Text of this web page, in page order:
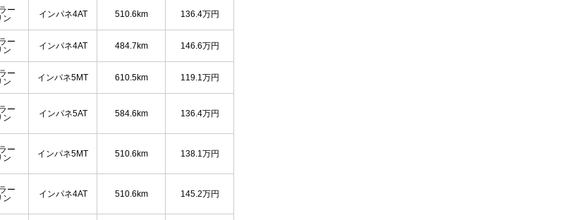
ー
ン
インパネ4AT 510.6km 136.4万円
ー
ン
インパネ4AT 484.7km 146.6万円
ー
ン
インパネ5MT 610.5km 119.1万円
ー
ン
インパネ5AT 584.6km 136.4万円
ー
ン
インパネ5MT 510.6km 138.1万円
ー
ン
インパネ4AT 510.6km 145.2万円